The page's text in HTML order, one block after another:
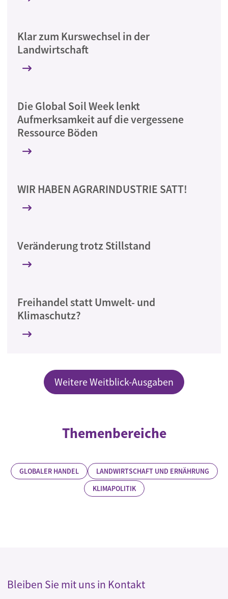
Klar zum Kurswechsel in der
Landwirtschaft
Die Global Soil Week lenkt
Aufmerksamkeit auf die vergessene
Ressource Böden
WIR HABEN AGRARINDUSTRIE SATT!
Veränderung trotz Stillstand
Freihandel statt Umwelt- und
Klimaschutz?
Weitere Weitblick-Ausgaben
Themenbereiche
GLOBALER HANDEL
LANDWIRTSCHAFT UND ERNÄHRUNG
KLIMAPOLITIK
Bleiben Sie mit uns in Kontakt